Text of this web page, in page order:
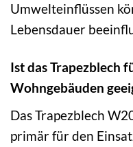
Umwelteinflüssen
Lebensdauer
Ist das Trapezblech
Wohngebäuden
Das Trapezblech
primär für den